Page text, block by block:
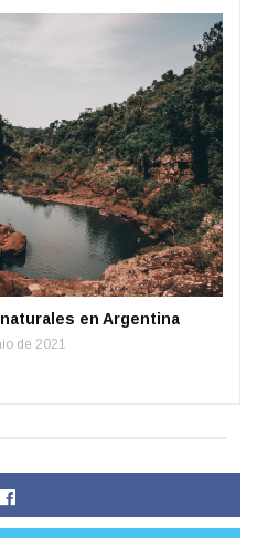
en Argentina
de 2021